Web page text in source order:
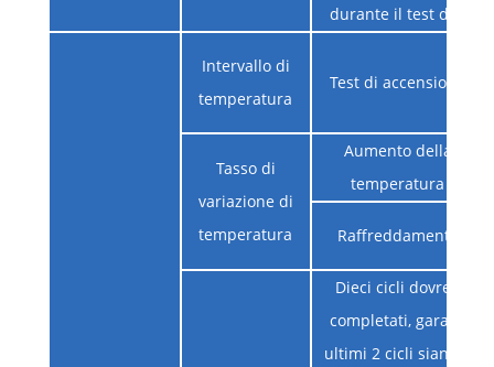
durante il test di
Intervallo di
temperatura
Test di accensione
Tasso di
variazione di
temperatura
Aumento della
temperatura
Raffreddamento
Dieci cicli
completati,
ultimi 2 cicli siano